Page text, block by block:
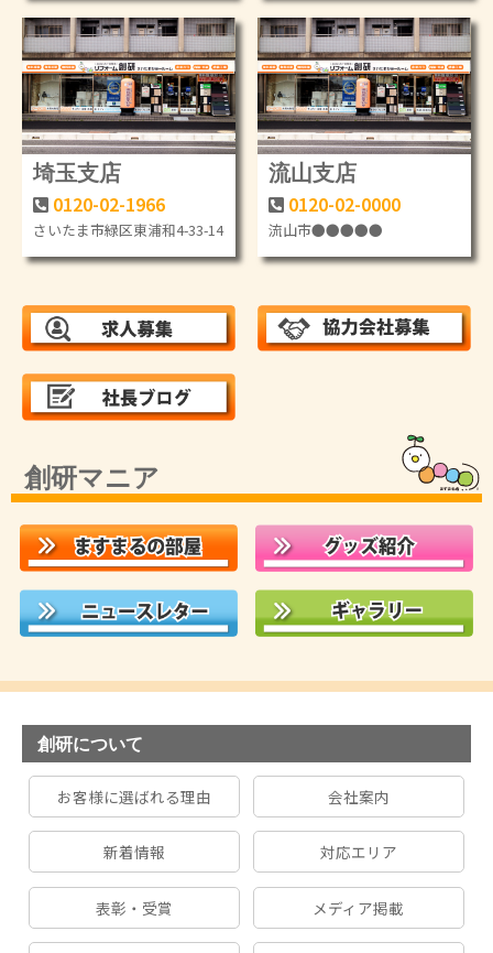
埼玉支店
0120-02-1966
さいたま市緑区東浦和4-33-14
流山支店
0120-02-0000
流山市●●●●●
創研マニア
創研について
お客様に選ばれる理由 会社案内
新着情報 対応エリア
表彰・受賞 メディア掲載